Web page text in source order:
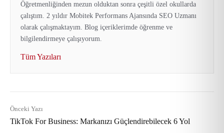
Öğretmenliğinden mezun olduktan sonra çeşitli özel okullarda
çalıştım. 2 yıldır Mobitek Performans Ajansında SEO Uzmanı
olarak çalışmaktayım. Blog içeriklerimde öğrenme ve
bilgilendirmeye çalışıyorum.
Tüm Yazıları
Önceki Yazı
TikTok For Business: Markanızı Güçlendirebilecek 6 Yol